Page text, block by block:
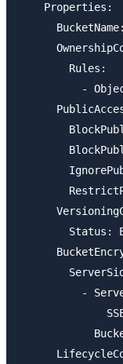
    Properties:
        Rules:
-
Status:
-